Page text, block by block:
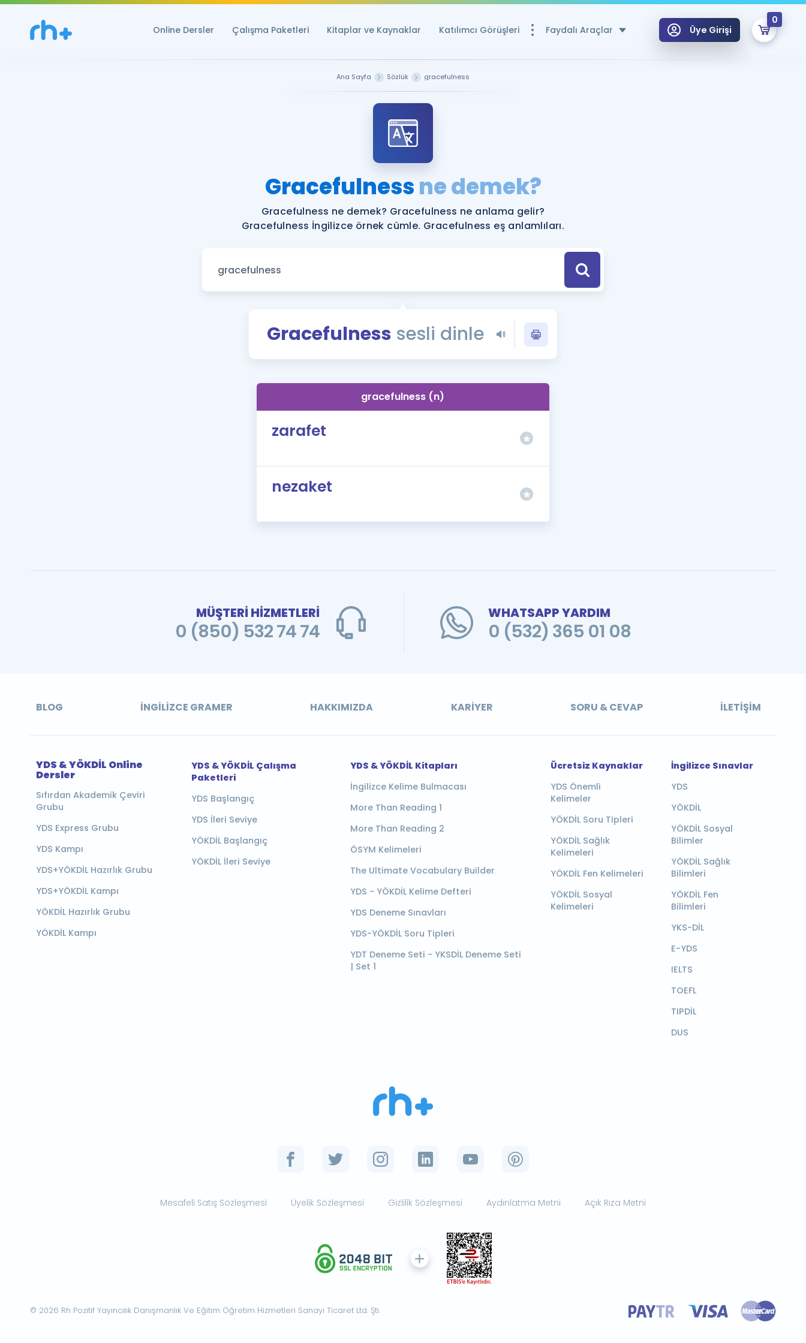
Online Dersler Çalışma Paketleri Kitaplar ve Kaynaklar Katılımcı Görüşleri Faydalı Araçlar
Ücretsiz Kaynaklar
YDS ve YÖKDİL Puan Hesaplama Aracı
YDS ve YÖKDİL'e Hazırlananlar için Öneriler
Tüm ÖSYM Sınavları Tek Takvimde
Blog
YDS - YÖKDİL Tüm Sınavlarla İlgili Haberler
İngilizce Gramer
Üye Girişi
0
Remzi Hoca ile seni sınava hazırlayacak onlarca eğitim seni bekliyor!
Ana Sayfa Sözlük gracefulness
Gracefulnessne demek?
Gracefulness ne demek? Gracefulness ne anlama gelir?
Gracefulness İngilizce örnek cümle. Gracefulness eş anlamlıları.
Gracefulness sesli dinle
gracefulness (n)
zarafet
nezaket
MÜŞTERİ HİZMETLERİ
0 (850) 532 74 74
WHATSAPP YARDIM
0 (532) 365 01 08
BLOG İNGILIZCE GRAMER HAKKIMIZDA KARIYER SORU & CEVAP İLETIŞIM
YDS & YÖKDİL Online
Dersler
Sıfırdan Akademik Çeviri
Grubu
YDS Express Grubu
YDS Kampı
YDS+YÖKDİL Hazırlık Grubu
YDS+YÖKDİL Kampı
YÖKDİL Hazırlık Grubu
YÖKDİL Kampı
YDS & YÖKDİL Çalışma
Paketleri
YDS Başlangıç
YDS İleri Seviye
YÖKDİL Başlangıç
YÖKDİL İleri Seviye
YDS & YÖKDİL Kitapları
İngilizce Kelime Bulmacası
More Than Reading 1
More Than Reading 2
ÖSYM Kelimeleri
The Ultimate Vocabulary Builder
YDS - YÖKDİL Kelime Defteri
YDS Deneme Sınavları
YDS-YÖKDİL Soru Tipleri
YDT Deneme Seti - YKSDİL Deneme Seti
| Set 1
Ücretsiz Kaynaklar
YDS Önemli
Kelimeler
YÖKDİL Soru Tipleri
YÖKDİL Sağlık
Kelimeleri
YÖKDİL Fen Kelimeleri
YÖKDİL Sosyal
Kelimeleri
İngilizce Sınavlar
YDS
YÖKDİL
YÖKDİL Sosyal
Bilimler
YÖKDİL Sağlık
Bilimleri
YÖKDİL Fen
Bilimleri
YKS-DİL
E-YDS
IELTS
TOEFL
TIPDİL
DUS
Mesafeli Satış Sözleşmesi Üyelik Sözleşmesi Gizlilik Sözleşmesi Aydınlatma Metni Açık Rıza Metni
© 2026 Rh Pozitif Yayıncılık Danışmanlık Ve Eğitim Öğretim Hizmetleri Sanayi Ticaret Ltd. Şti.